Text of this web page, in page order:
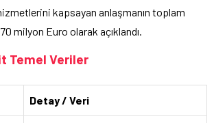
kapsayan anlaşmanın toplam
milyon Euro olarak açıklandı.
Temel Veriler
Detay / Veri